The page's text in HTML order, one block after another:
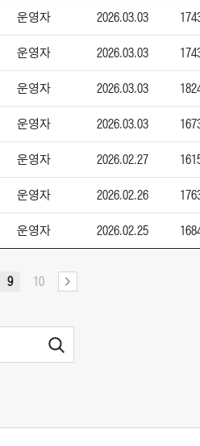
운영자 2026.03.03
운영자 2026.03.03
운영자 2026.03.03
운영자 2026.03.03
운영자 2026.02.27
운영자 2026.02.26
운영자 2026.02.25
9 10